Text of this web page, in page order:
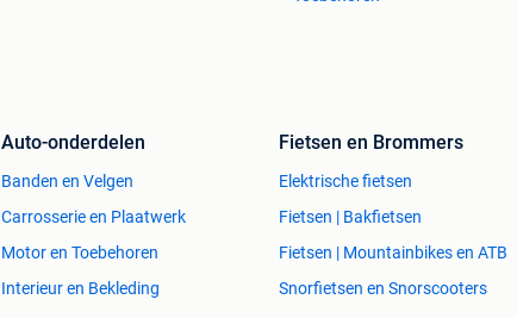
Auto-onderdelen
Banden en Velgen
Carrosserie en Plaatwerk
Motor en Toebehoren
Interieur en Bekleding
Fietsen en Brommers
Elektrische fietsen
Fietsen | Bakfietsen
Fietsen | Mountainbikes en ATB
Snorfietsen en Snorscooters